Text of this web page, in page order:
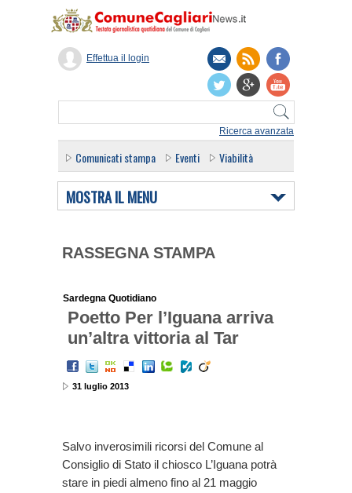
Ricerca avanzata
Effettua il login
Comunicati stampa Eventi Viabilità
MOSTRA IL MENU
RASSEGNA STAMPA
Sardegna Quotidiano
Poetto Per l’Iguana arriva
un’altra vittoria al Tar
31 luglio 2013
Salvo inverosimili ricorsi del Comune al
Consiglio di Stato il chiosco L’Iguana potrà
stare in piedi almeno fino al 21 maggio